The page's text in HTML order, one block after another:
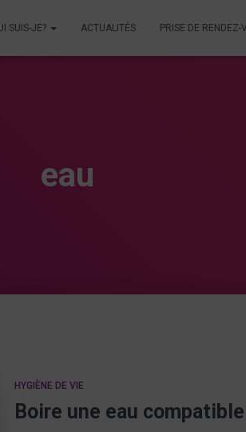
SUIS-JE? ACTUALITÉS PRISE DE RENDEZ-
eau
HYGIÈNE DE VIE
Boire une eau